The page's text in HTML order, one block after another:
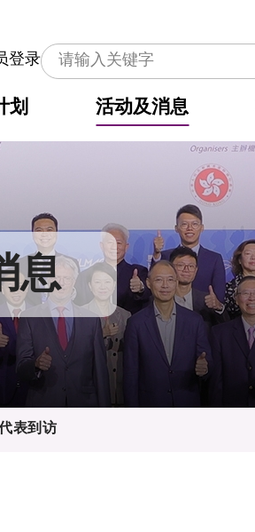
登录
划 活动及消息
息
表到访